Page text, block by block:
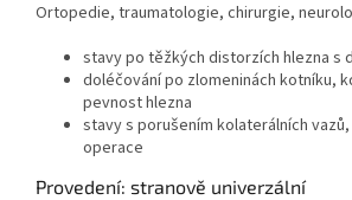
Ortopedie, traumatologie, chirurgie,
stavy po těžkých distorzích hlezna s
doléčování po zlomeninách kotníku,
pevnost hlezna
stavy s porušením kolaterálních
operace
Provedení: stranově univerzální